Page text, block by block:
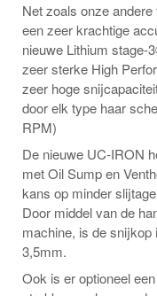
Net zoals onze
een zeer krachtige
nieuwe Lithium stage-
zeer sterke High
zeer hoge
door elk type haar
RPM)
De nieuwe UC-IRON
met Oil Sump en
kans op minder
Door middel van de
machine, is de snijkop
3,5mm.
Ook is er optioneel